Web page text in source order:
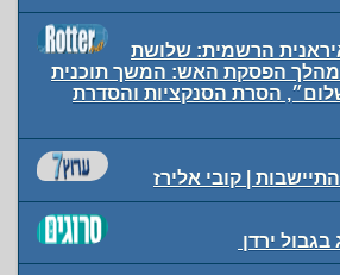
הרשמית: שלושת
במהלך הפסקת האש: המשך תוכנית
הסרת הסנקציות והסדרת
| קובי אלירז
בגבול ירדן